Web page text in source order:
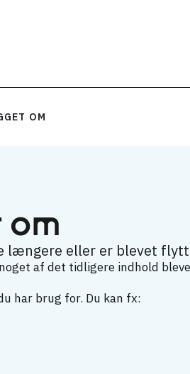
OM
længere eller er blevet
af det tidligere indhold
har brug for. Du kan fx: